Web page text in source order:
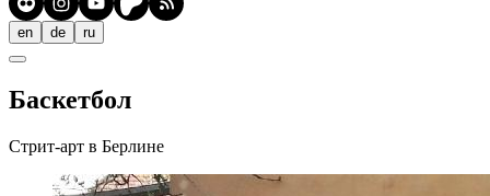
en de ru
Баскетбол
Стрит-арт в Берлине